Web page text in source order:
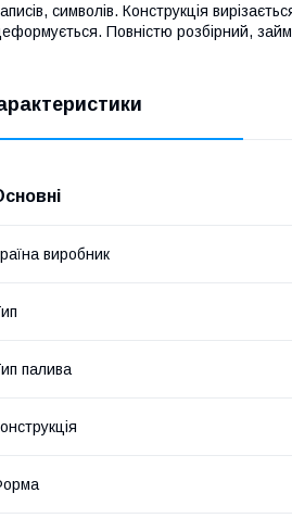
символів. Конструкція
Повністю розбірний,
виробник
палива